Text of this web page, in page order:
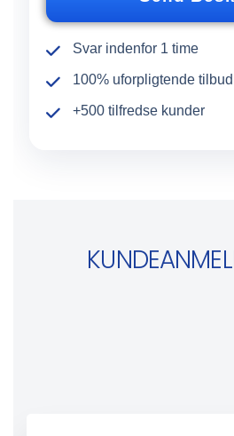
e
Svar indenfor 1 time
100% uforpligtende tilbud
+500 tilfredse kunder